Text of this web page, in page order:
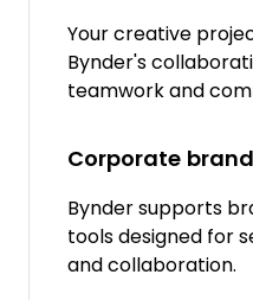
Your creative
Bynder's
teamwork and
Corporate
Bynder supports
tools designed for
and collaboration.